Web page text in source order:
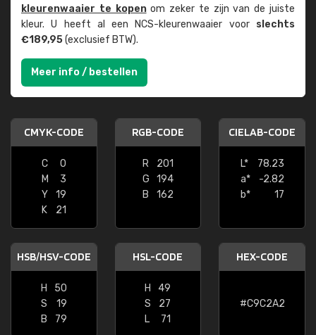
kleuren­waaier te kopenom zeker te zijn van de juiste
kleur. U heeft al een NCS-kleuren­waaier voor slechts
€189,95(exclusief BTW).
Meer info / bestellen
CMYK-CODE
C
0
M
3
Y
19
K
21
RGB-CODE
R
201
G
194
B
162
CIELAB-CODE
L*
78.23
a*
-2.82
b*
17
HSB/HSV-CODE
H
50
S
19
B
79
HSL-CODE
H
49
S
27
L
71
HEX-CODE
#C9C2A2